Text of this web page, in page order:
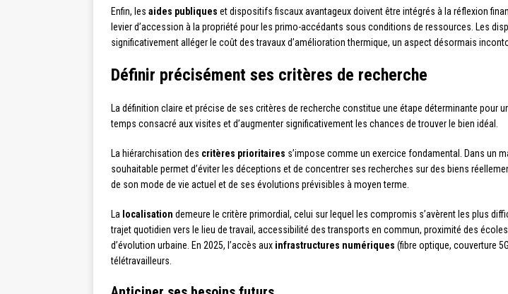
Enfin, les aides publiques et dispositifs fiscaux avantageux doivent être intégrés à la réflexion
levier d’accession à la propriété pour les primo-accédants sous conditions de ressources. Les
significativement alléger le coût des travaux d’amélioration thermique, un aspect désormais
Définir précisément ses critères de recherche
La définition claire et précise de ses critères de recherche constitue une étape déterminante pour
temps consacré aux visites et d’augmenter significativement les chances de trouver le bien idéal.
La hiérarchisation des critères prioritaires s’impose comme un exercice fondamental. Dans un
souhaitable permet d’éviter les déceptions et de concentrer ses recherches sur des biens
de son mode de vie actuel et de ses évolutions prévisibles à moyen terme.
La localisation demeure le critère primordial, celui sur lequel les compromis s’avèrent les plus
trajet quotidien vers le lieu de travail, accessibilité des transports en commun, proximité des
d’évolution urbaine. En 2025, l’accès aux infrastructures numériques (fibre optique, couverture
télétravailleurs.